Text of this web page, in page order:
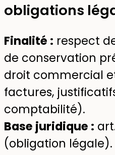
obligations
Finalité : respect
de conservation
droit commercial
factures,
comptabilité).
Base juridique :
(obligation légale).